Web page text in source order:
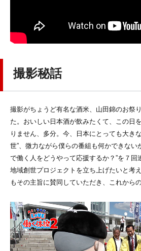
撮影秘話
撮影がちょうど有名な酒米、山田錦のお祭
た。おいしい日本酒が飲みたくて、この日
りません、多分。今、日本にとっても大き
世”、微力ながら僕らの番組も何かできない
で働く人をどうやって応援するか？”を７
地域創世プロジェクトを立ち上げたいと考
もその主旨に賛同していただき、これから